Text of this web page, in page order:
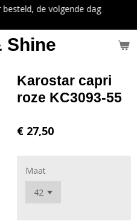
Shine
de volgende dag
Karostar capri
roze KC3093-55
€ 27,50
Maat